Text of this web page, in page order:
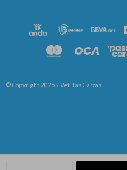
© Copyright 2026 / Vet. Las Garzas